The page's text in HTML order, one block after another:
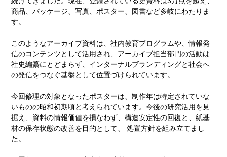
商品、パッケージ、写真、ポスター、図書など多岐にわたりま
す。
このようなアーカイブ資料は、社内教育プログラムや、情報発
信のコンテンツとして活用され、アーカイブ担当部門の活動は
社史編纂にとどまらず、インターナルブランディングと社会へ
の発信をつなぐ基盤として位置づけられています。
今回修理の対象となったポスターは、制作年は特定されていな
いものの昭和初期頃と考えられています。今後の研究活用を見
据え、資料の情報価値を損なわず、構造安定性の回復と、紙基
材の保存状態の改善を目的として、 処置方針を組み立てまし
た。